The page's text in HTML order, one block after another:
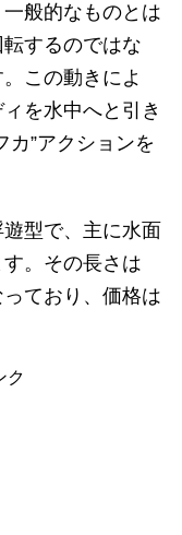
般的なものとは
するのではな
この動きによ
を水中へと引き
カ”アクションを
型で、主に水面
。その長さは
ており、価格は